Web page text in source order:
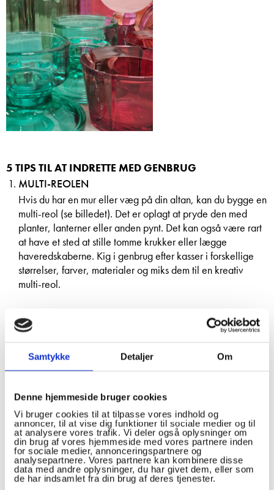
Samtykke Detaljer Om
Denne hjemmeside bruger cookies
Vi bruger cookies til at tilpasse vores indhold og
annoncer, til at vise dig funktioner til sociale medier og til
at analysere vores trafik. Vi deler også oplysninger om
din brug af vores hjemmeside med vores partnere inden
for sociale medier, annonceringspartnere og
analysepartnere. Vores partnere kan kombinere disse
data med andre oplysninger, du har givet dem, eller som
de har indsamlet fra din brug af deres tjenester.
5 TIPS TIL AT INDRETTE MED GENBRUG
MULTI-REOLEN
Hvis du har en mur eller væg på din altan, kan du bygge en
multi-reol (se billedet). Det er oplagt at pryde den med
planter, lanterner eller anden pynt. Det kan også være rart
at have et sted at stille tomme krukker eller lægge
haveredskaberne. Kig i genbrug efter kasser i forskellige
størrelser, farver, materialer og miks dem til en kreativ
multi-reol.
Du kender sikkert den med gummistøvlen med en plante i?
muligheden for at tænke ud af boksen – for en krukke
behøver ikke være standard. Du kan fx kigge efter kage-
farverig skål, en lille skuffe m.m. Det er kun fantasien, der
sætter grænser. Og uanset, hvad du finder, vil det give et
unikt præg på din altan.
GÅ PÅ PUDEJAGT
Puder er næsten en selvfølge, så du og dine gæster kan
sidde blødt i flere timer på din altan. Er du til mønstrede